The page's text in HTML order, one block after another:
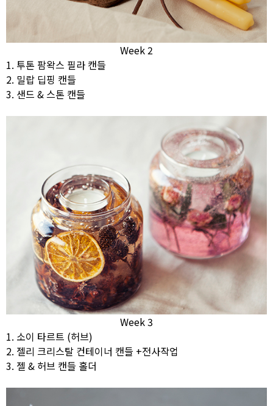
Week 2
1. 투톤 팜왁스 필라 캔들
2. 밀랍 딥핑 캔들
3. 샌드 & 스톤 캔들
Week 3
1. 소이 타르트 (허브)
2. 젤리 크리스탈 컨테이너 캔들 +전사작업
3. 젤 & 허브 캔들 홀더